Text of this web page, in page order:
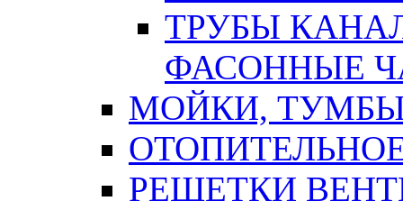
ТРУБЫ
ФАСОННЫЕ
МОЙКИ,
РЕШЕТКИ